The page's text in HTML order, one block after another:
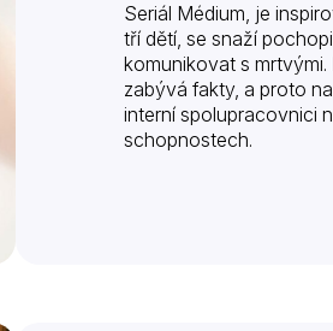
Seriál Médium, je
tří dětí, se snaží
komunikovat s
zabývá fakty, a proto
interní spolupracovnici
schopnostech.